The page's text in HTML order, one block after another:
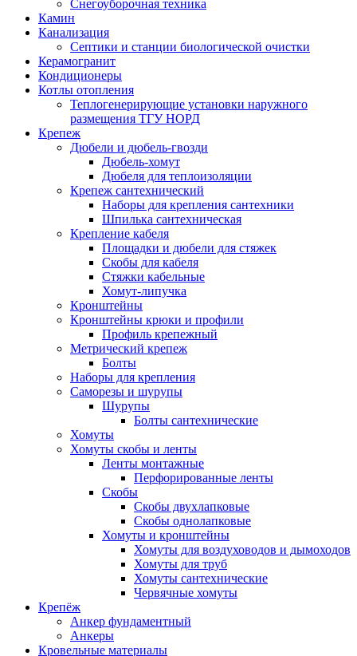
Снегоуборочная техника
Камин
Канализация
Септики и станции биологической очистки
Керамогранит
Кондиционеры
Котлы отопления
Теплогенерирующие установки наружного
размещения ТГУ НОРД
Крепеж
Дюбели и дюбель-гвозди
Дюбель-хомут
Дюбеля для теплоизоляции
Крепеж сантехнический
Наборы для крепления сантехники
Шпилька сантехническая
Крепление кабеля
Площадки и дюбели для стяжек
Скобы для кабеля
Стяжки кабельные
Хомут-липучка
Кронштейны
Кронштейны крюки и профили
Профиль крепежный
Метрический крепеж
Болты
Наборы для крепления
Саморезы и шурупы
Шурупы
Болты сантехнические
Хомуты
Хомуты скобы и ленты
Ленты монтажные
Перфорированные ленты
Скобы
Скобы двухлапковые
Скобы однолапковые
Хомуты и кронштейны
Хомуты для воздуховодов и дымоходов
Хомуты для труб
Хомуты сантехнические
Червячные хомуты
Крепёж
Анкер фундаментный
Анкеры
Кровельные материалы